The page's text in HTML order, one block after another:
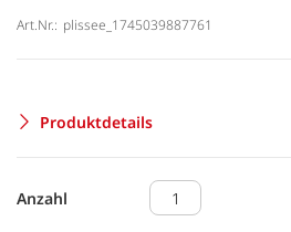
Art.Nr.: plissee_1745039887761
Produktdetails
Anzahl